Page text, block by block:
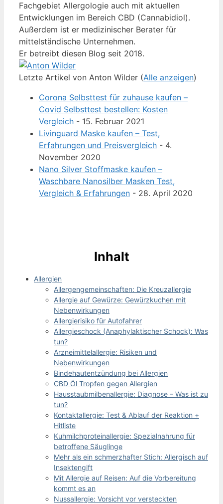
Fachgebiet Allergologie auch mit aktuellen
Entwicklungen im Bereich CBD (Cannabidiol).
Außerdem ist er medizinischer Berater für
mittelständische Unternehmen.
Er betreibt diesen Blog seit 2018.
Letzte Artikel von Anton Wilder (Alle anzeigen)
Corona Selbsttest für zuhause kaufen –
Covid Selbsttest bestellen: Kosten
Vergleich - 15. Februar 2021
Livinguard Maske kaufen – Test,
Erfahrungen und Preisvergleich - 4.
November 2020
Nano Silver Stoffmaske kaufen –
Waschbare Nanosilber Masken Test,
Vergleich & Erfahrungen - 28. April 2020
Inhalt
Allergien
Allergengemeinschaften: Die Kreuzallergie
Allergie auf Gewürze: Gewürzkuchen mit
Nebenwirkungen
Allergierisiko für Autofahrer
Allergieschock (Anaphylaktischer Schock): Was
tun?
Arzneimittelallergie: Risiken und
Nebenwirkungen
Bindehautentzündung bei Allergien
CBD Öl Tropfen gegen Allergien
Hausstaubmilbenallergie: Diagnose – Was ist zu
tun?
Kontaktallergie: Test & Ablauf der Reaktion +
Hitliste
Kuhmilchproteinallergie: Spezialnahrung für
betroffene Säuglinge
Mehr als ein schmerzhafter Stich: Allergisch auf
Insektengift
Mit Allergie auf Reisen: Auf die Vorbereitung
kommt es an
Nussallergie: Vorsicht vor versteckten